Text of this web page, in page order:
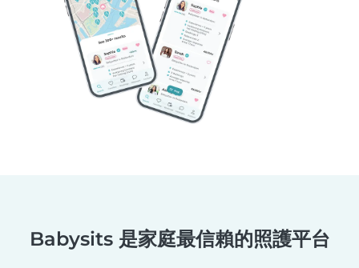
Babysits 是家庭最信賴的照護平台